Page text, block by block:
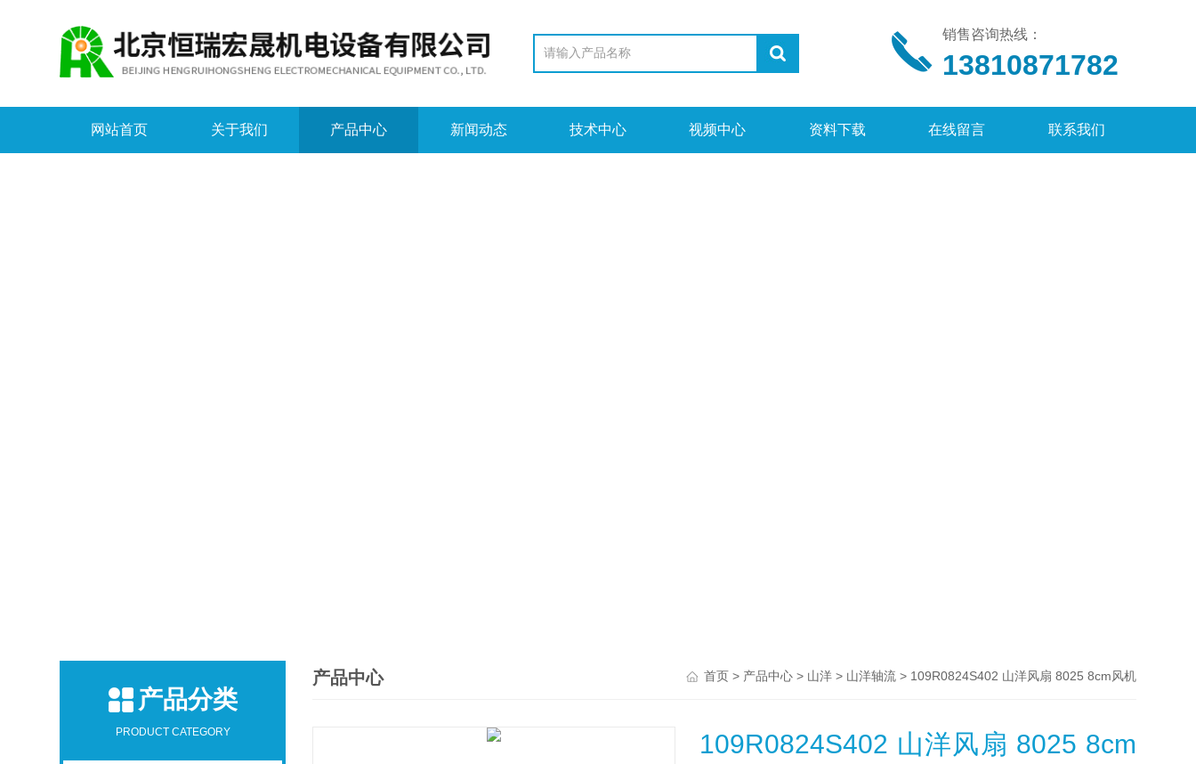
销售咨询热线：
13810871782
网站首页 关于我们 产品中心 新闻动态 技术中心 视频中心 资料下载 在线留言 联系我们
产品分类
PRODUCT CATEGORY
产品中心 首页> 产品中心> 山洋> 山洋轴流> 109R0824S402 山洋风扇 8025 8cm风机
109R0824S402 山洋风扇 8025 8cm